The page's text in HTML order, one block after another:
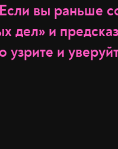
вы раньше
дел» и
узрите и